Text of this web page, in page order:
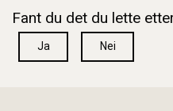
Fant du det du lette
Ja Nei